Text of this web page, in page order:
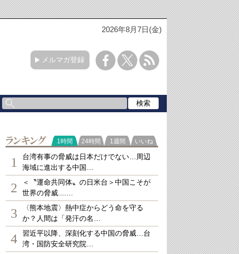
2026年8月7日(金)
メルマガ登録
ランキング
1時間 24時間 1週間 いいね
1
台湾有事の脅威は日本だけでない…周辺
海域に進出する中国…
2
＜〝運命共同体〟の日米台＞中国こそが
世界の脅威....…
3
〈熊本地震〉熱中症からどう命を守る
か？人間は「発汗の名…
4
習近平以降、深刻化する中国の脅威…台
湾・国防安全研究院…